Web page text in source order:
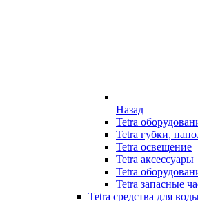
Назад
Tetra
Tetra губки,
Tetra освещение
Tetra аксессуары
Tetra
Tetra запасные
Tetra средства для